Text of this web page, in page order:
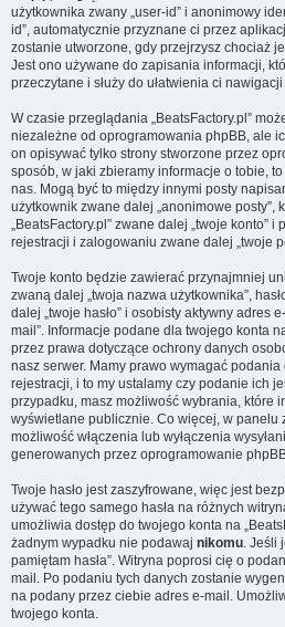
użytkownika zwany „user-id” i anonimowy
id”, automatycznie przyznane ci przez
zostanie utworzone, gdy przejrzysz chociaż
Jest ono używane do zapisania informacji,
przeczytane i służy do ułatwienia ci
W czasie przeglądania „BeatsFactory.pl”
niezależne od oprogramowania phpBB, ale
on opisywać tylko strony stworzone przez
sposób, w jaki zbieramy informacje o tobie,
nas. Mogą być to między innymi posty
użytkownik zwane dalej „anonimowe posty”,
„BeatsFactory.pl” zwane dalej „twoje konto”
rejestracji i zalogowaniu zwane dalej „twoje
Twoje konto będzie zawierać przynajmniej
zwaną dalej „twoja nazwa użytkownika”,
dalej „twoje hasło” i osobisty aktywny adres
mail”. Informacje podane dla twojego konta
przez prawa dotyczące ochrony danych
nasz serwer. Mamy prawo wymagać
rejestracji, i to my ustalamy czy podanie ich
przypadku, masz możliwość wybrania, które
wyświetlane publicznie. Co więcej, w panelu
możliwość włączenia lub wyłączenia
generowanych przez oprogramowanie
Twoje hasło jest zaszyfrowane, więc jest
używać tego samego hasła na różnych
umożliwia dostęp do twojego konta na
żadnym wypadku nie podawaj nikomu. Jeśli
pamiętam hasła”. Witryna poprosi cię o
mail. Po podaniu tych danych zostanie
na podany przez ciebie adres e-mail.
twojego konta.